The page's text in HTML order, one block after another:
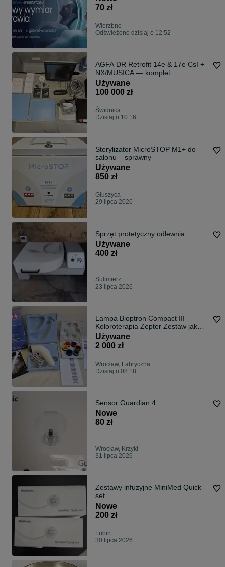
70 zł
Wierzbno
Odświeżono dzisiaj o 12:52
AGFA DR Retrofit 14e & 17e CsI +
NX/MUSICA — komplet
ucyfrowienie DR RTG
Używane
100 000 zł
Świdnica
Dzisiaj o 10:16
Sterylizator MicroSTOP M1+ do
salonu – sprawny
Używane
850 zł
Głuszyca
29 lipca 2026
Sprzęt protetyczny odlewnia
Używane
400 zł
Sulimierz
23 lipca 2026
Lampa Bioptron Compact III
Koloroterapia Zepter Zestaw jak
nowy
Używane
2 000 zł
Wrocław, Fabryczna
Dzisiaj o 08:18
Sensor Guardian 4
Nowe
80 zł
Wrocław, Krzyki
31 lipca 2026
Zestawy infuzyjne MiniMed Quick-
set
Nowe
200 zł
Lubin
30 lipca 2026